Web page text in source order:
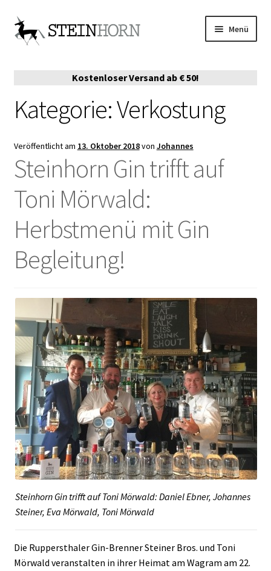
Zur
Navigation
Zum
Inhalt
Menü
EVENTS
AUSZEICHNUNGEN
MERCH
SERVE EMPFEHLUNGEN
STEINHORN BLOG
Kostenloser Versand ab € 50!
Kategorie:Verkostung
Veröffentlicht am 13. Oktober 2018von Johannes
Steinhorn Gin trifft auf
Toni Mörwald:
Herbstmenü mit Gin
Begleitung!
Steinhorn Gin trifft auf Toni Mörwald: Daniel Ebner, Johannes
Steiner, Eva Mörwald, Toni Mörwald
Die Ruppersthaler Gin-Brenner Steiner Bros. und Toni
Mörwald veranstalten in ihrer Heimat am Wagram am 22.